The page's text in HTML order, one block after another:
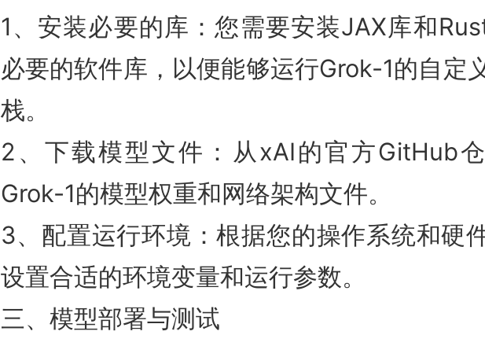
1、安装必要的库：您需要安装JAX库和
必要的软件库，以便能够运行Grok-1的自定
栈。
2、下载模型文件：从xAI的官方GitHub
Grok-1的模型权重和网络架构文件。
3、配置运行环境：根据您的操作系统和硬
设置合适的环境变量和运行参数。
三、模型部署与测试